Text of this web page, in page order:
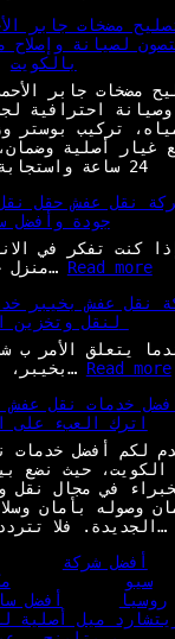
مضخات جابر
لصيانة وإصلاح
بالكويت
مضخات جابر
وصيانة احترافية
تركيب بوستر
غيار أصلية
24 ساعة واستجابة سريعة
نقل عفش حقل
جودة وأفضل
منزل جديد أو… Read more:
ن
ق
ل
ع
ش
ح
ق
ل
ن
ع
ف
ش
نقل عفش بخيبر
يتعلق الأمر ب
بخيبر، فإن الثقة… Read more:
ق
خدمات نقل عفش
اترك العبء على
لكم أفضل خدمات
الكويت، حيث نضع
في مجال نقل
وصوله بأمان
الجديدة. فلا تتردد في الاعت…
أفضل شركة
سيو
روسيا
أفضل
ميل أصلية